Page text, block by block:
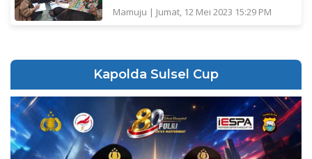
Mamuju | Jumat, 12 Mei 2023 15:29 PM
Kapolda Sulsel Cup